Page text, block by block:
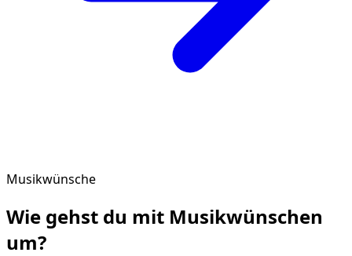
Musikwünsche
Wie gehst du mit Musikwünschen
um?